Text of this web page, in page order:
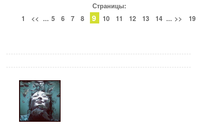
Страницы:
1
<< ... 5 6 7 8 9 10 11 12 13 14 ... >> 19